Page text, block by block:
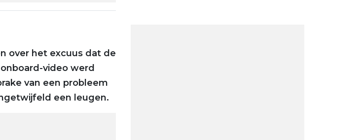
over het excuus dat de
video werd
van een probleem
een leugen.